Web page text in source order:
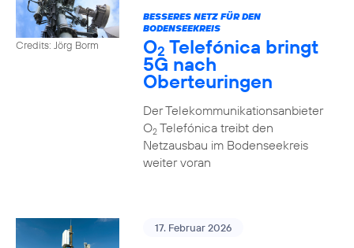
Credits: Jörg Borm
BESSERES NETZ FÜR DEN
BODENSEEKREIS
O2 Telefónica bringt
5G nach
Oberteuringen
Der Telekommunikationsanbieter
O2Telefónica treibt den
Netzausbau im Bodenseekreis
weiter voran
17. Februar 2026